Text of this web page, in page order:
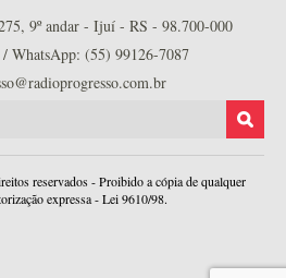
9º andar - Ijuí - RS - 98.700-000
WhatsApp: (55) 99126-7087
reservados - Proibido a cópia de qualquer
expressa - Lei 9610/98.